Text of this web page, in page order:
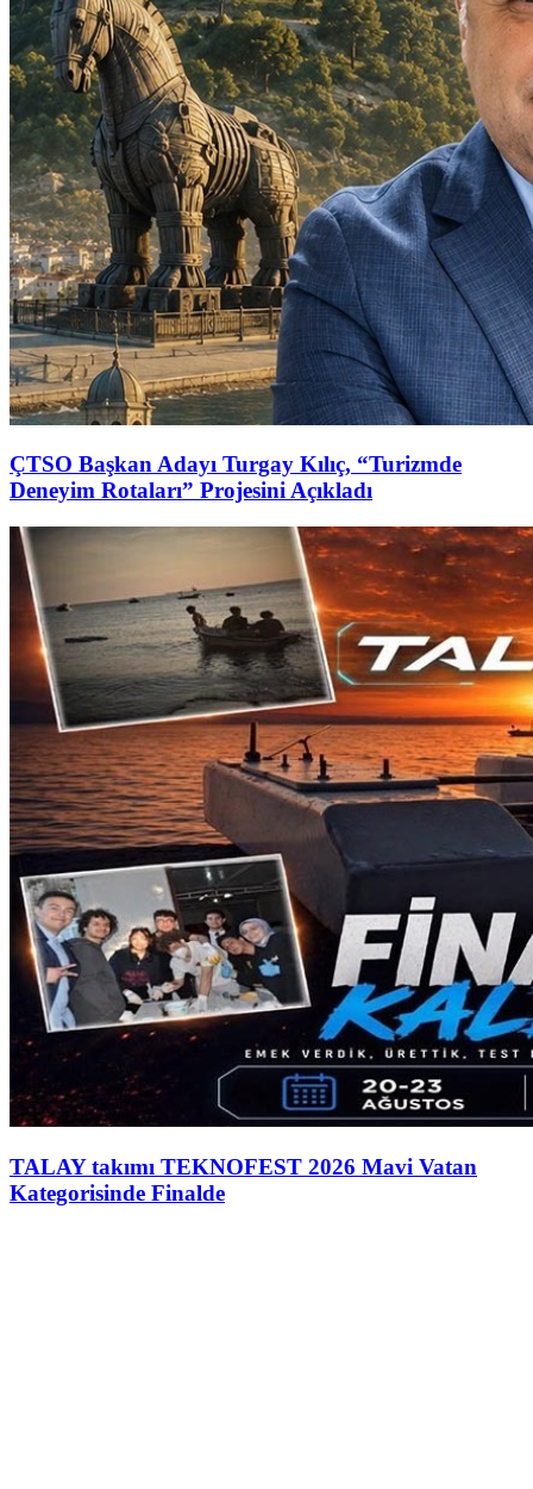
ÇTSO Başkan Adayı Turgay Kılıç, “Turizmde
Deneyim Rotaları” Projesini Açıkladı
TALAY takımı TEKNOFEST 2026 Mavi Vatan
Kategorisinde Finalde